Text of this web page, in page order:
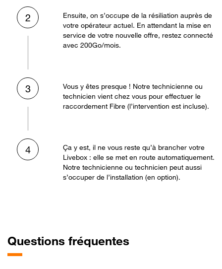
2
Ensuite, on s’occupe de la résiliation auprès de
votre opérateur actuel. En attendant la mise en
service de votre nouvelle offre, restez connecté
avec 200Go/mois.
3
Vous y êtes presque ! Notre technicienne ou
technicien vient chez vous pour effectuer le
raccordement Fibre (l’intervention est incluse).
4
Ça y est, il ne vous reste qu’à brancher votre
Livebox : elle se met en route automatiquement.
Notre technicienne ou technicien peut aussi
s’occuper de l’installation (en option).
Questions fréquentes